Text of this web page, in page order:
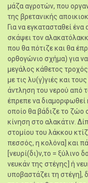
μάζα αγροτών, που
της βρετανικής
Για να εγκατασταθεί
σκάψει τον
που θα πότιζε και θα
ορθογώνιο σχήμα) για
μεγάλος κάθετος
με τις λυ(γ)γιές και
άντληση του νερού από
έπρεπε να
οποίο θα βάδιζε το ζώο
κίνηση στο αλακάτιν.
στομίου του λάκκου
πεσσός, η κολόνα] και
[νευρί(δι)ν,το = ξύλινο
νευκάν της στέγης] ή
υποβαστάζει τη στέγη],